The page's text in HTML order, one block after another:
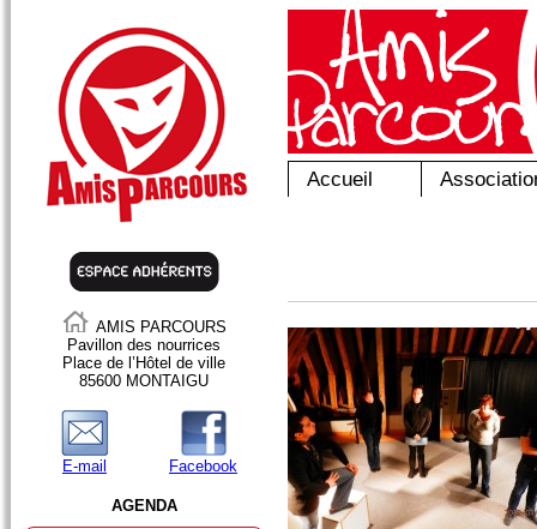
Accueil
AMIS PARCOURS
Pavillon des nourrices
Place de l’Hôtel de ville
85600 MONTAIGU
E-mail Facebook
AGENDA